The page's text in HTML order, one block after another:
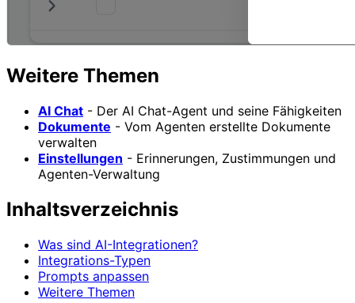
Weitere Themen
AI Chat - Der AI Chat-Agent und seine Fähigkeiten
Dokumente - Vom Agenten erstellte Dokumente
verwalten
Einstellungen - Erinnerungen, Zustimmungen und
Agenten-Verwaltung
Inhaltsverzeichnis
Was sind AI-Integrationen?
Integrations-Typen
Prompts anpassen
Weitere Themen